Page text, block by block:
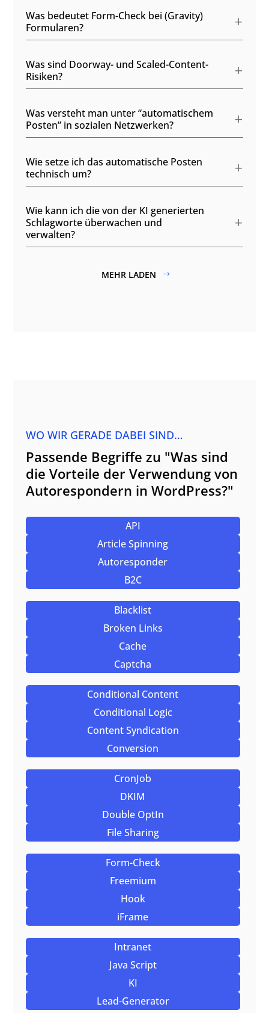
Was bedeutet Form-Check bei (Gravity)
Formularen?
Was sind Doorway- und Scaled-Content-
Risiken?
Was versteht man unter “automatischem
Posten” in sozialen Netzwerken?
Wie setze ich das automatische Posten
technisch um?
Wie kann ich die von der KI generierten
Schlagworte überwachen und
verwalten?
MEHR LADEN
WO WIR GERADE DABEI SIND…
Passende Begriffe zu "Was sind
die Vorteile der Verwendung von
Autorespondern in WordPress?"
API
Article Spinning
Autoresponder
B2C
Blacklist
Broken Links
Cache
Captcha
Conditional Content
Conditional Logic
Content Syndication
Conversion
CronJob
DKIM
Double OptIn
File Sharing
Form-Check
Freemium
Hook
iFrame
Intranet
Java Script
KI
Lead-Generator